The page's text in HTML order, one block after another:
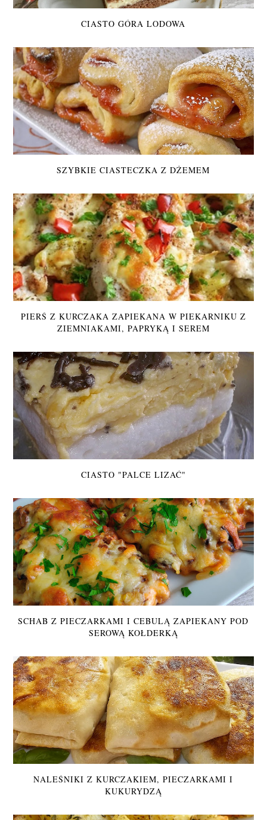
CIASTO GÓRA LODOWA
SZYBKIE CIASTECZKA Z DŻEMEM
PIERŚ Z KURCZAKA ZAPIEKANA W PIEKARNIKU Z
ZIEMNIAKAMI, PAPRYKĄ I SEREM
CIASTO "PALCE LIZAĆ"
SCHAB Z PIECZARKAMI I CEBULĄ ZAPIEKANY POD
SEROWĄ KOŁDERKĄ
NALEŚNIKI Z KURCZAKIEM, PIECZARKAMI I
KUKURYDZĄ